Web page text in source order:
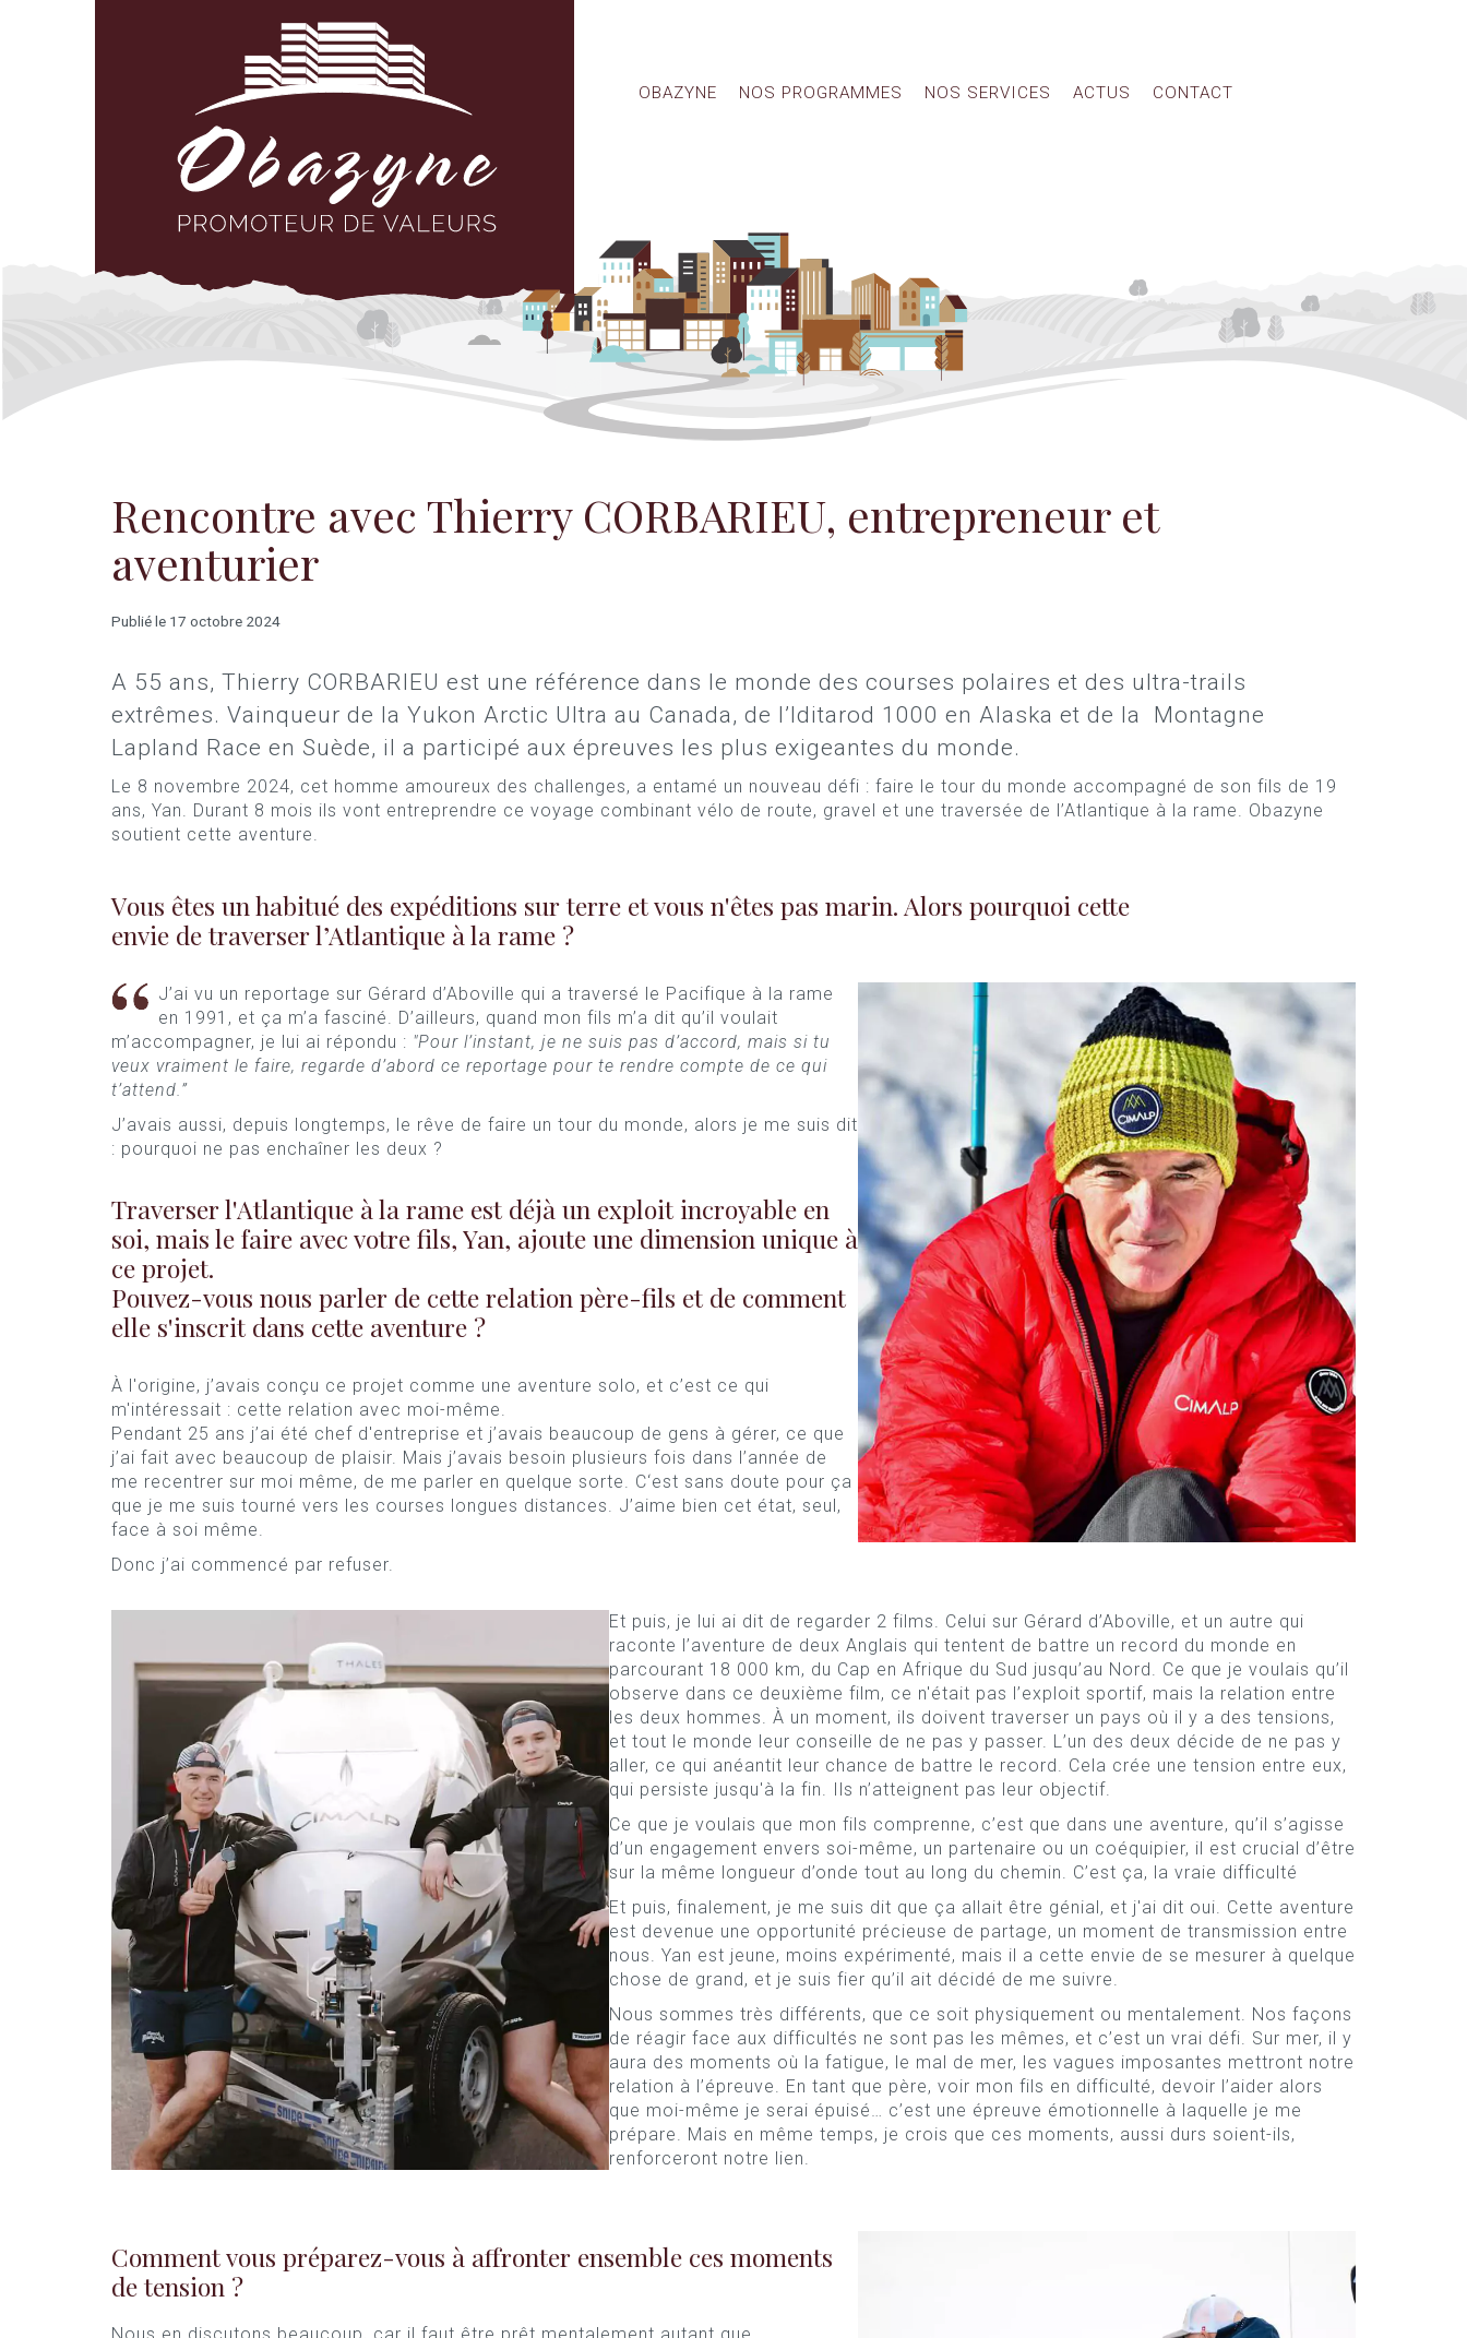
OBAZYNE NOS PROGRAMMES NOS SERVICES ACTUS CONTACT
Rencontre avec Thierry CORBARIEU, entrepreneur et
aventurier
Publié le 17 octobre 2024
A 55 ans, Thierry CORBARIEU est une référence dans le monde des courses polaires et des ultra-trails
extrêmes. Vainqueur de la Yukon Arctic Ultra au Canada, de l’Iditarod 1000 en Alaska et de la Montagne
Lapland Race en Suède, il a participé aux épreuves les plus exigeantes du monde.
Le 8 novembre 2024, cet homme amoureux des challenges, a entamé un nouveau défi : faire le tour du monde accompagné de son fils de 19
ans, Yan. Durant 8 mois ils vont entreprendre ce voyage combinant vélo de route, gravel et une traversée de l’Atlantique à la rame. Obazyne
soutient cette aventure.
Vous êtes un habitué des expéditions sur terre et vous n'êtes pas marin. Alors pourquoi cette
envie de traverser l’Atlantique à la rame ?
J’ai vu un reportage sur Gérard d’Aboville qui a traversé le Pacifique à la rame
en 1991, et ça m’a fasciné. D’ailleurs, quand mon fils m’a dit qu’il voulait
m’accompagner, je lui ai répondu : "Pour l’instant, je ne suis pas d’accord, mais si tu
veux vraiment le faire, regarde d’abord ce reportage pour te rendre compte de ce qui
t’attend.”
J’avais aussi, depuis longtemps, le rêve de faire un tour du monde, alors je me suis dit
: pourquoi ne pas enchaîner les deux ?
Traverser l'Atlantique à la rame est déjà un exploit incroyable en
soi, mais le faire avec votre fils, Yan, ajoute une dimension unique à
ce projet.
Pouvez-vous nous parler de cette relation père-fils et de comment
elle s'inscrit dans cette aventure ?
À l'origine, j’avais conçu ce projet comme une aventure solo, et c’est ce qui
m'intéressait : cette relation avec moi-même.
Pendant 25 ans j’ai été chef d'entreprise et j’avais beaucoup de gens à gérer, ce que
j’ai fait avec beaucoup de plaisir. Mais j’avais besoin plusieurs fois dans l’année de
me recentrer sur moi même, de me parler en quelque sorte. C‘est sans doute pour ça
que je me suis tourné vers les courses longues distances. J’aime bien cet état, seul,
face à soi même.
Donc j’ai commencé par refuser.
Et puis, je lui ai dit de regarder 2 films. Celui sur Gérard d’Aboville, et un autre qui
raconte l’aventure de deux Anglais qui tentent de battre un record du monde en
parcourant 18 000 km, du Cap en Afrique du Sud jusqu’au Nord. Ce que je voulais qu’il
observe dans ce deuxième film, ce n'était pas l’exploit sportif, mais la relation entre
les deux hommes. À un moment, ils doivent traverser un pays où il y a des tensions,
et tout le monde leur conseille de ne pas y passer. L’un des deux décide de ne pas y
aller, ce qui anéantit leur chance de battre le record. Cela crée une tension entre eux,
qui persiste jusqu'à la fin. Ils n’atteignent pas leur objectif.
Ce que je voulais que mon fils comprenne, c’est que dans une aventure, qu’il s’agisse
d’un engagement envers soi-même, un partenaire ou un coéquipier, il est crucial d’être
sur la même longueur d’onde tout au long du chemin. C’est ça, la vraie difficulté
Et puis, finalement, je me suis dit que ça allait être génial, et j'ai dit oui. Cette aventure
est devenue une opportunité précieuse de partage, un moment de transmission entre
nous. Yan est jeune, moins expérimenté, mais il a cette envie de se mesurer à quelque
chose de grand, et je suis fier qu’il ait décidé de me suivre.
Nous sommes très différents, que ce soit physiquement ou mentalement. Nos façons
de réagir face aux difficultés ne sont pas les mêmes, et c’est un vrai défi. Sur mer, il y
aura des moments où la fatigue, le mal de mer, les vagues imposantes mettront notre
relation à l’épreuve. En tant que père, voir mon fils en difficulté, devoir l’aider alors
que moi-même je serai épuisé… c’est une épreuve émotionnelle à laquelle je me
prépare. Mais en même temps, je crois que ces moments, aussi durs soient-ils,
renforceront notre lien.
Comment vous préparez-vous à affronter ensemble ces moments
de tension ?
Nous en discutons beaucoup, car il faut être prêt mentalement autant que